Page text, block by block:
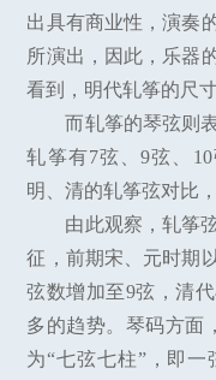
出具有商业性，演奏
所演出，因此，乐器
看到，明代轧筝的尺
而轧筝的琴弦则
轧筝有7弦、9弦、
明、清的轧筝弦对比
由此观察，轧筝
征，前期宋、元时期
弦数增加至9弦，清
多的趋势。琴码方面
为“七弦七柱”，即